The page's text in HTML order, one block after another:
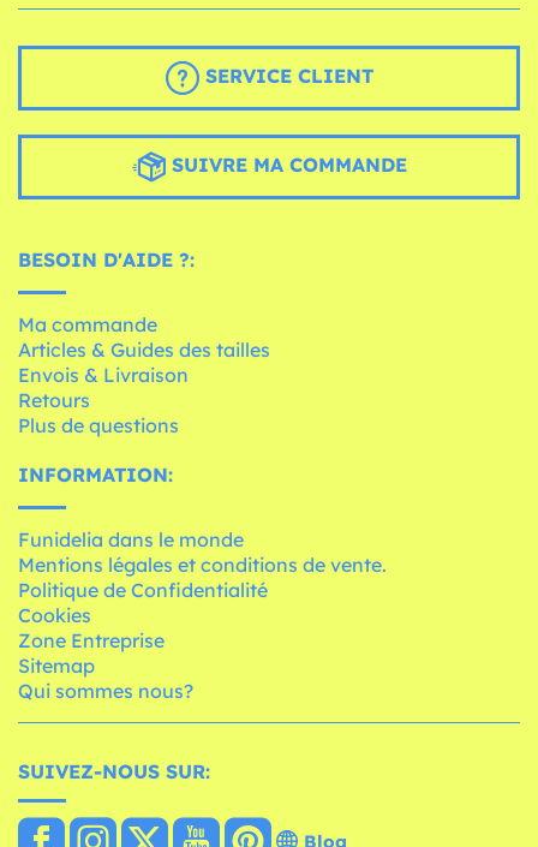
SERVICE CLIENT
SUIVRE MA COMMANDE
BESOIN D'AIDE ?:
Ma commande
Articles & Guides des tailles
Envois & Livraison
Retours
Plus de questions
INFORMATION:
Funidelia dans le monde
Mentions légales et conditions de vente.
Politique de Confidentialité
Cookies
Zone Entreprise
Sitemap
Qui sommes nous?
SUIVEZ-NOUS SUR:
Blog